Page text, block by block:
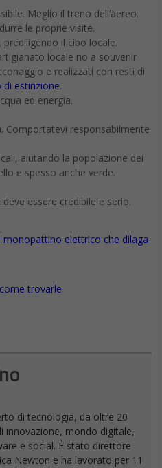
fine del mese di giugno, ma la
costerà – e
Il laptop più potente di
il ThinkPad P71 (che può
RAM) arriva a costare 4.357
il ThinkPad P52 costerà di
del visore che sfida
prestazioni per i creativi
di tecnologia, da oltre 20
innovazione, mondo digitale,
e social. È stato direttore